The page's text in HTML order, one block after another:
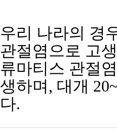
우리 나라의 경
관절염으로 고
류마티스 관절
생하며, 대개
다.